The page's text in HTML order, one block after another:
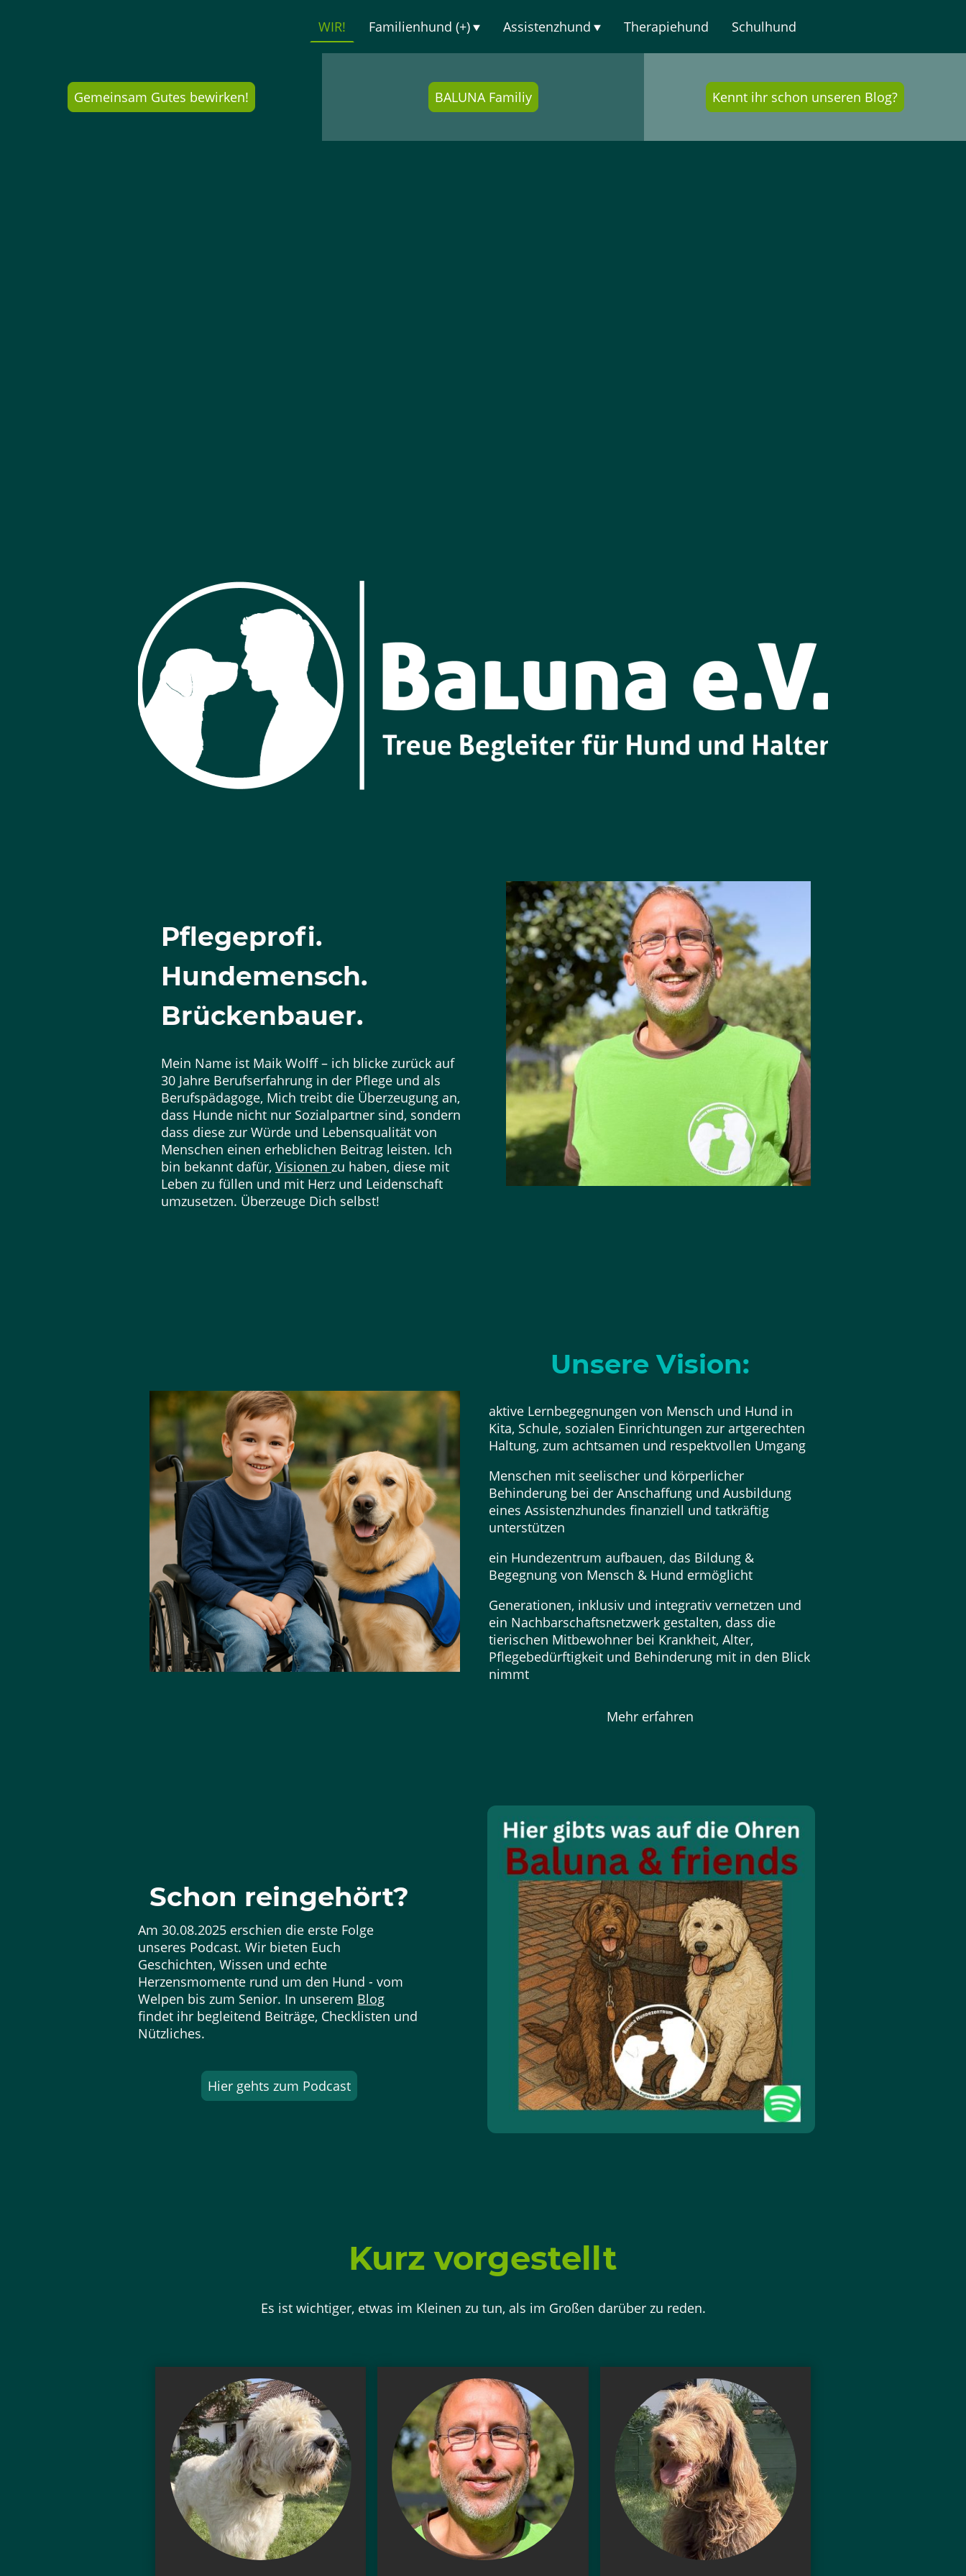
WIR! Familienhund (+) Assistenzhund Therapiehund Schulhund
Gemeinsam Gutes bewirken! BALUNA Familiy Kennt ihr schon unseren Blog?
Pflegeprofi.
Hundemensch.
Brückenbauer.
Mein Name ist Maik Wolff – ich blicke zurück auf
30 Jahre Berufserfahrung in der Pflege und als
Berufspädagoge, Mich treibt die Überzeugung an,
dass Hunde nicht nur Sozialpartner sind, sondern
dass diese zur Würde und Lebensqualität von
Menschen einen erheblichen Beitrag leisten. Ich
bin bekannt dafür, Visionen zu haben, diese mit
Leben zu füllen und mit Herz und Leidenschaft
umzusetzen. Überzeuge Dich selbst!
Unsere Vision:
aktive Lernbegegnungen von Mensch und Hund in
Kita, Schule, sozialen Einrichtungen zur artgerechten
Haltung, zum achtsamen und respektvollen Umgang
Menschen mit seelischer und körperlicher
Behinderung bei der Anschaffung und Ausbildung
eines Assistenzhundes finanziell und tatkräftig
unterstützen
ein Hundezentrum aufbauen, das Bildung &
Begegnung von Mensch & Hund ermöglicht
Generationen, inklusiv und integrativ vernetzen und
ein Nachbarschaftsnetzwerk gestalten, dass die
tierischen Mitbewohner bei Krankheit, Alter,
Pflegebedürftigkeit und Behinderung mit in den Blick
nimmt
Mehr erfahren
Schon reingehört?
Am 30.08.2025 erschien die erste Folge
unseres Podcast. Wir bieten Euch
Geschichten, Wissen und echte
Herzensmomente rund um den Hund - vom
Welpen bis zum Senior. In unserem Blog
findet ihr begleitend Beiträge, Checklisten und
Nützliches.
Hier gehts zum Podcast
Kurz vorgestellt
Es ist wichtiger, etwas im Kleinen zu tun, als im Großen darüber zu reden.